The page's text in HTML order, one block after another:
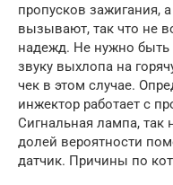
пропусков зажигания,
вызывают, так что не
надежд. Не нужно
звуку выхлопа на
чек в этом случае.
инжектор работает с
Сигнальная лампа,
долей вероятности
датчик. Причины по